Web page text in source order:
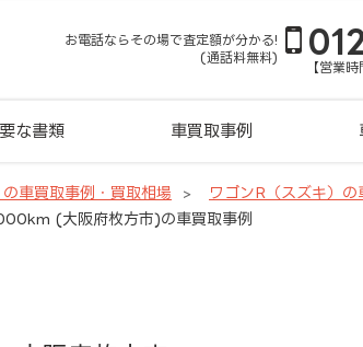
お電話ならその場で査定額が分かる!
(通話料無料)
【営業
な書類 車買取事例
車買取事例・買取相場
ワゴンR（スズキ）
(大阪府枚方市)の車買取事例